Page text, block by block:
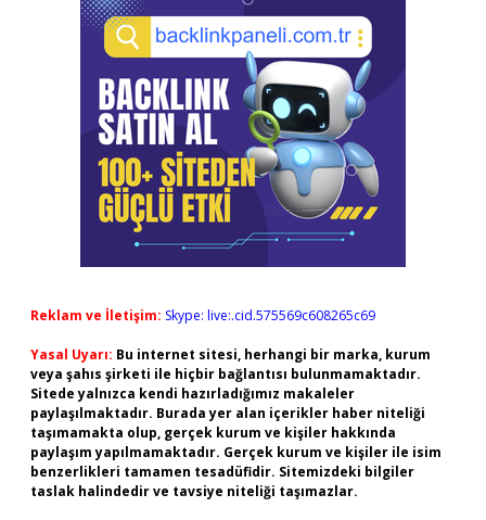
Reklam ve İletişim: Skype: live:.cid.575569c608265c69
Yasal Uyarı: Bu internet sitesi, herhangi bir marka, kurum
veya şahıs şirketi ile hiçbir bağlantısı bulunmamaktadır.
Sitede yalnızca kendi hazırladığımız makaleler
paylaşılmaktadır. Burada yer alan içerikler haber niteliği
taşımamakta olup, gerçek kurum ve kişiler hakkında
paylaşım yapılmamaktadır. Gerçek kurum ve kişiler ile isim
benzerlikleri tamamen tesadüfidir. Sitemizdeki bilgiler
taslak halindedir ve tavsiye niteliği taşımazlar.